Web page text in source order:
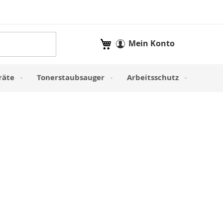
Mein Warenkorb
Mein Konto
Tonerstaubsauger Arbeitsschutz